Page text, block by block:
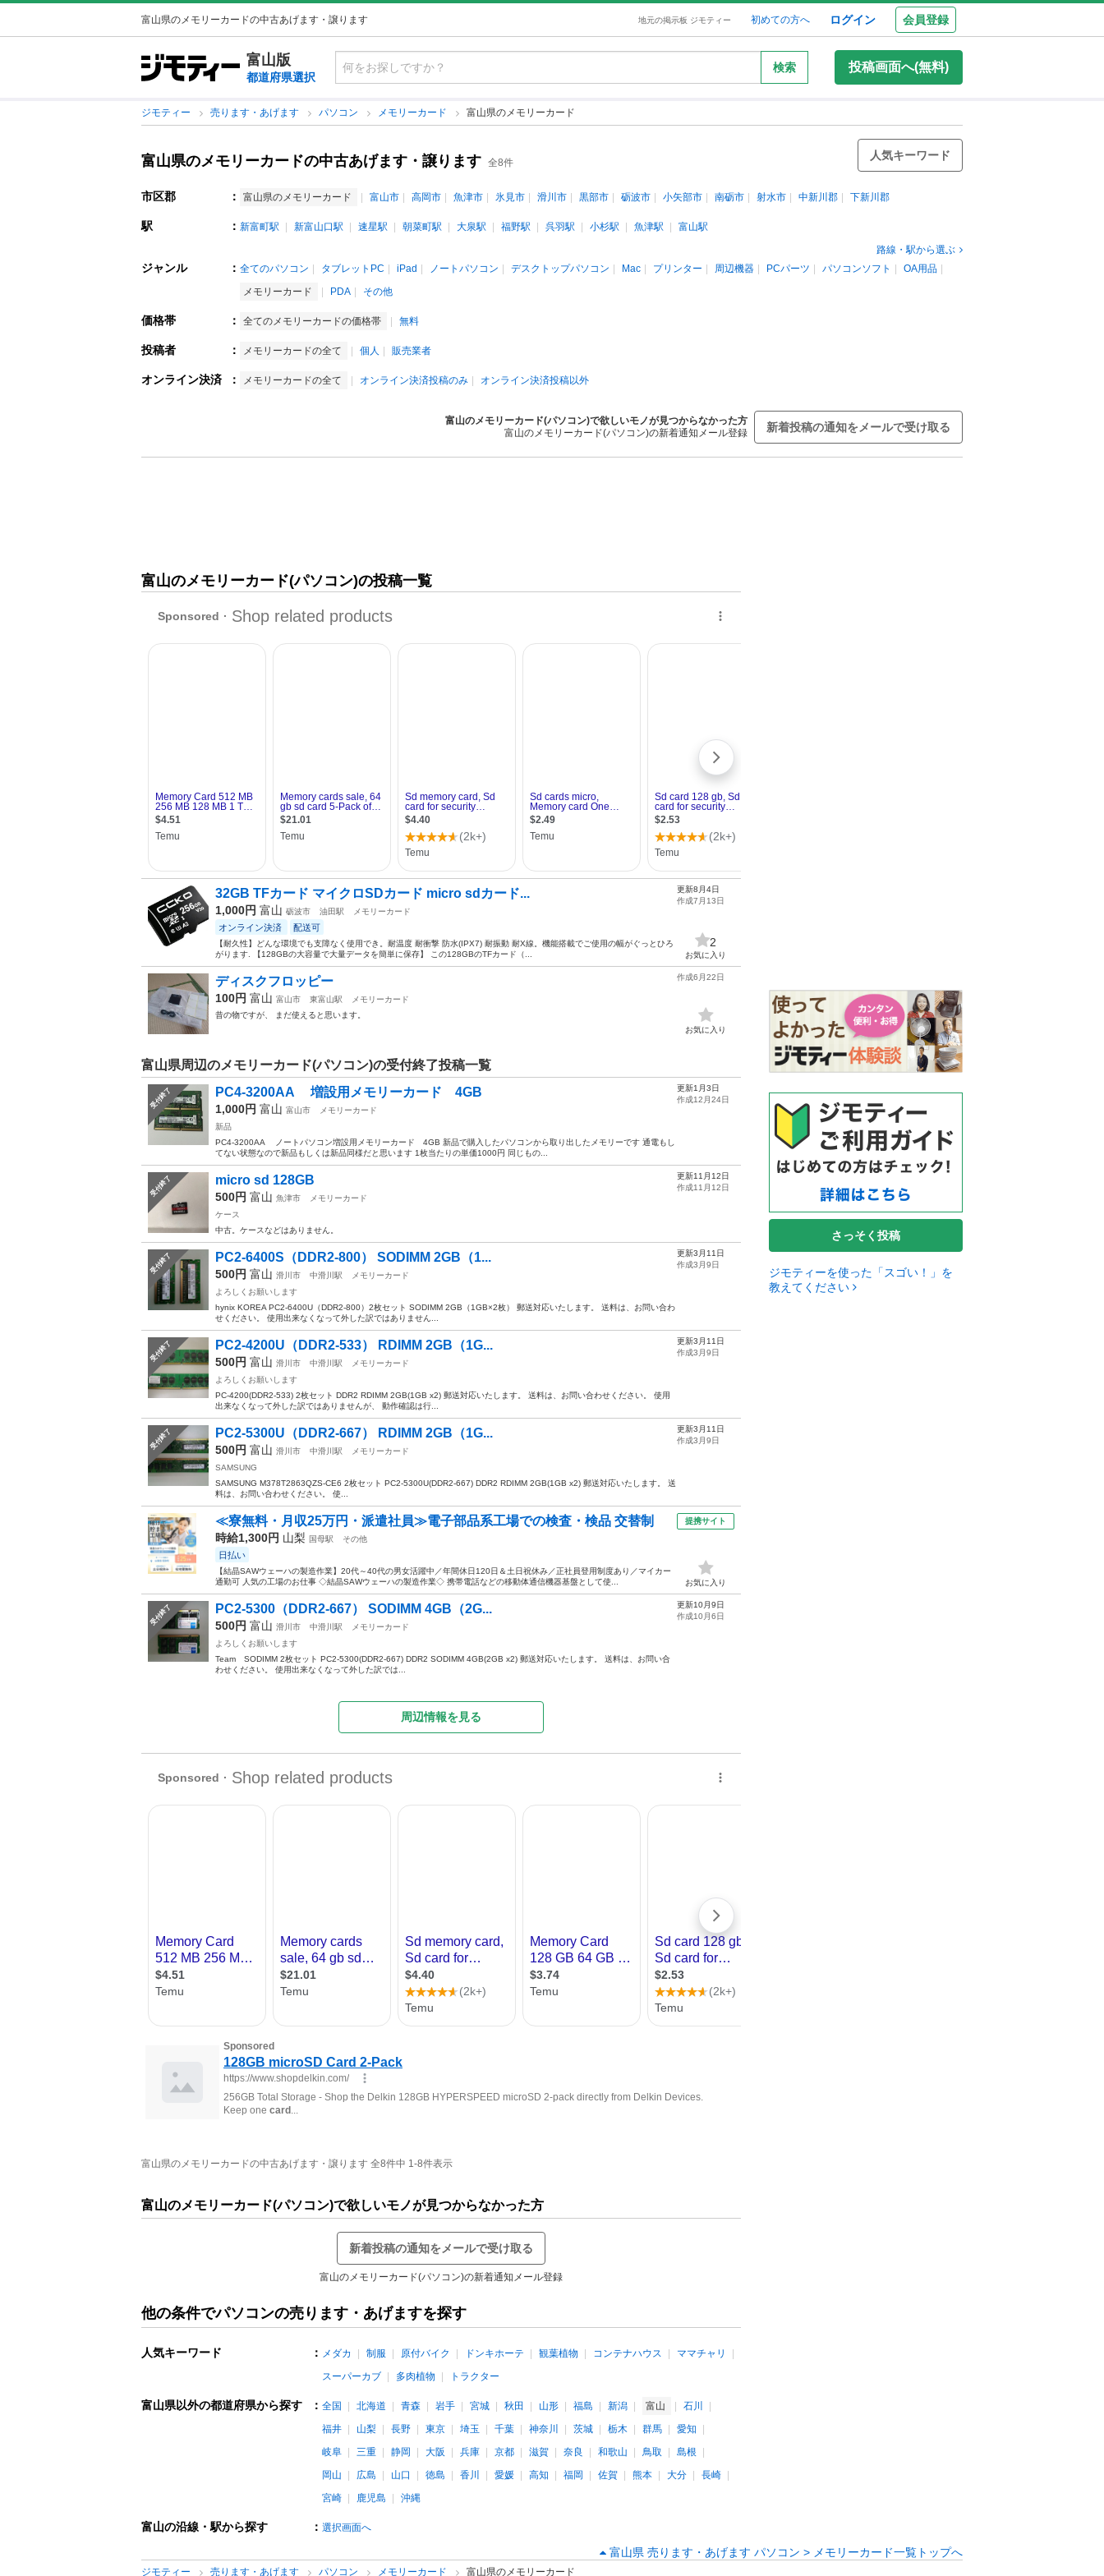
富山県のメモリーカードの中古あげます・譲ります 地元の掲示板 ジモティー 初めての方へ ログイン 会員登録
富山版
都道府県選択
検索 投稿画面へ(無料)
ジモティー 売ります・あげます パソコン メモリーカード 富山県のメモリーカード
富山県のメモリーカードの中古あげます・譲ります 全8件
人気キーワード
市区郡 ： 富山県のメモリーカード 富山市 高岡市 魚津市 氷見市 滑川市 黒部市 砺波市 小矢部市 南砺市 射水市 中新川郡 下新川郡
駅 ： 新富町駅 新富山口駅 速星駅 朝菜町駅 大泉駅 福野駅 呉羽駅 小杉駅 魚津駅
富山駅
路線・駅から選ぶ
ジャンル ： 全てのパソコン タブレットPC iPad ノートパソコン デスクトップパソコン Mac プリンター 周辺機器 PCパーツ パソコンソフト
OA用品
メモリーカード
PDA その他
価格帯 ： 全てのメモリーカードの価格帯 無料
投稿者 ： メモリーカードの全て 個人 販売業者
オンライン決済 ： メモリーカードの全て オンライン決済投稿のみ オンライン決済投稿以外
富山のメモリーカード(パソコン)で欲しいモノが見つからなかった方
富山のメモリーカード(パソコン)の新着通知メール登録
新着投稿の通知をメールで受け取る
富山のメモリーカード(パソコン)の投稿一覧
32GB TFカード マイクロSDカード micro sdカード...
1,000円 富山 砺波市 油田駅 メモリーカード
オンライン決済 配送可
【耐久性】どんな環境でも支障なく使用でき。耐温度 耐衝撃 防水(IPX7) 耐振動 耐X線。機能搭載でご使用の幅がぐっとひろ
がります. 【128GBの大容量で大量データを簡単に保存】 この128GBのTFカード（...
更新8月4日
作成7月13日
2
お気に入り
ディスクフロッピー
100円 富山 富山市 東富山駅
メモリーカード
昔の物ですが、 まだ使えると思います。
作成6月22日
お気に入り
富山県周辺のメモリーカード(パソコン)の受付終了投稿一覧
受付終了 PC4-3200AA 増設用メモリーカード 4GB
1,000円 富山 富山市
メモリーカード
新品
PC4-3200AA ノートパソコン増設用メモリーカード 4GB 新品で購入したパソコンから取り出したメモリーです 通電もし
てない状態なので新品もしくは新品同様だと思います 1枚当たりの単価1000円 同じもの...
更新1月3日
作成12月24日
受付終了 micro sd 128GB
500円 富山 魚津市
メモリーカード
ケース
中古。ケースなどはありません。
更新11月12日
作成11月12日
受付終了 PC2-6400S（DDR2-800） SODIMM 2GB（1...
500円 富山 滑川市 中滑川駅
メモリーカード
よろしくお願いします
hynix KOREA PC2-6400U（DDR2-800）2枚セット SODIMM 2GB（1GB×2枚） 郵送対応いたします。 送料は、お問い合わ
せください。 使用出来なくなって外した訳ではありません...
更新3月11日
作成3月9日
受付終了 PC2-4200U（DDR2-533） RDIMM 2GB（1G...
500円 富山 滑川市 中滑川駅
メモリーカード
よろしくお願いします
PC-4200(DDR2-533) 2枚セット DDR2 RDIMM 2GB(1GB x2) 郵送対応いたします。 送料は、お問い合わせください。 使用
出来なくなって外した訳ではありませんが、 動作確認は行...
更新3月11日
作成3月9日
受付終了 PC2-5300U（DDR2-667） RDIMM 2GB（1G...
500円 富山 滑川市 中滑川駅
メモリーカード
SAMSUNG
SAMSUNG M378T2863QZS-CE6 2枚セット PC2-5300U(DDR2-667) DDR2 RDIMM 2GB(1GB x2) 郵送対応いたします。 送
料は、お問い合わせください。 使...
更新3月11日
作成3月9日
≪寮無料・月収25万円・派遣社員≫電子部品系工場での検査・検品 交替制
時給1,300円 山梨 国母駅 その他
日払い
【結晶SAWウェーハの製造作業】20代～40代の男女活躍中／年間休日120日＆土日祝休み／正社員登用制度あり／マイカー
通勤可 人気の工場のお仕事 ◇結晶SAWウェーハの製造作業◇ 携帯電話などの移動体通信機器基盤として使...
提携サイト
お気に入り
受付終了 PC2-5300（DDR2-667） SODIMM 4GB（2G...
500円 富山 滑川市 中滑川駅
メモリーカード
よろしくお願いします
Team SODIMM 2枚セット PC2-5300(DDR2-667) DDR2 SODIMM 4GB(2GB x2) 郵送対応いたします。 送料は、お問い合
わせください。 使用出来なくなって外した訳では...
更新10月9日
作成10月6日
周辺情報を見る
富山県のメモリーカードの中古あげます・譲ります 全8件中 1-8件表示
富山のメモリーカード(パソコン)で欲しいモノが見つからなかった方
新着投稿の通知をメールで受け取る
富山のメモリーカード(パソコン)の新着通知メール登録
他の条件でパソコンの売ります・あげますを探す
人気キーワード ： メダカ 制服 原付バイク ドンキホーテ 観葉植物 コンテナハウス
ママチャリ
スーパーカブ
多肉植物 トラクター
富山県以外の都道府県から探す ： 全国 北海道 青森 岩手 宮城 秋田 山形 福島 新潟 富山
石川
福井
山梨 長野 東京 埼玉 千葉 神奈川 茨城 栃木 群馬
愛知
岐阜
三重 静岡 大阪 兵庫 京都 滋賀 奈良 和歌山 鳥取
島根
岡山
広島 山口 徳島 香川 愛媛 高知 福岡 佐賀 熊本 大分
長崎
宮崎
鹿児島 沖縄
富山の沿線・駅から探す ： 選択画面へ
さっそく投稿
ジモティーを使った「スゴい！」を
教えてください
富山県 売ります・あげます パソコン > メモリーカード一覧トップへ
ジモティー 売ります・あげます パソコン メモリーカード 富山県のメモリーカード